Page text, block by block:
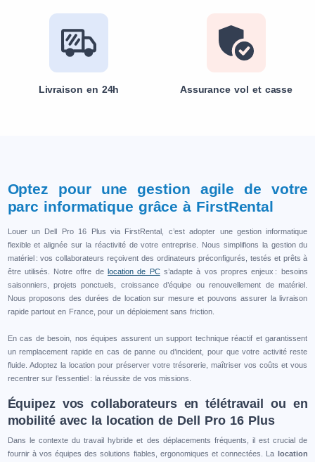
Livraison en 24h Assurance vol et casse
Optez pour une gestion agile de votre
parc informatique grâce à FirstRental
Louer un Dell Pro 16 Plus via FirstRental, c’est adopter une gestion informatique
flexible et alignée sur la réactivité de votre entreprise. Nous simplifions la gestion du
matériel : vos collaborateurs reçoivent des ordinateurs préconfigurés, testés et prêts à
être utilisés. Notre offre delocation de PCs’adapte à vos propres enjeux : besoins
saisonniers, projets ponctuels, croissance d’équipe ou renouvellement de matériel.
Nous proposons des durées de location sur mesure et pouvons assurer la livraison
rapide partout en France, pour un déploiement sans friction.
En cas de besoin, nos équipes assurent un support technique réactif et garantissent
un remplacement rapide en cas de panne ou d’incident, pour que votre activité reste
fluide. Adoptez la location pour préserver votre trésorerie, maîtriser vos coûts et vous
recentrer sur l’essentiel : la réussite de vos missions.
Équipez vos collaborateurs en télétravail ou en
mobilité avec la location de Dell Pro 16 Plus
Dans le contexte du travail hybride et des déplacements fréquents, il est crucial de
fournir à vos équipes des solutions fiables, ergonomiques et connectées. La location